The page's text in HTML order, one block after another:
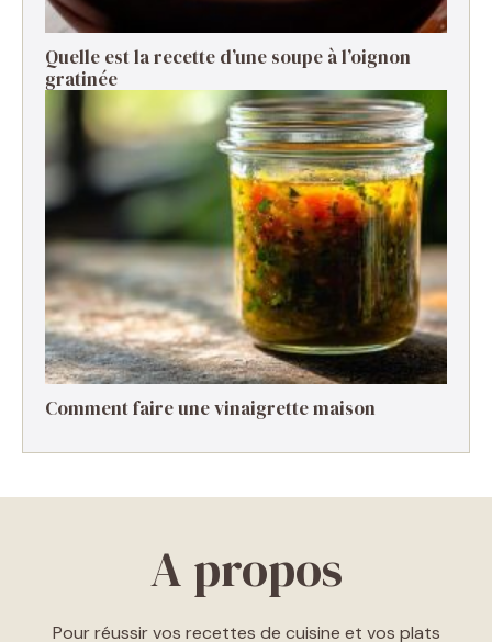
Quelle est la recette d’une soupe à l’oignon
gratinée ​
Comment faire une vinaigrette maison ​
A propos
Pour réussir vos recettes de cuisine et vos plats